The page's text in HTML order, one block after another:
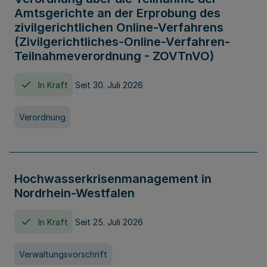
Amtsgerichte an der Erprobung des
zivilgerichtlichen Online-Verfahrens
(Zivilgerichtliches-Online-Verfahren-
Teilnahmeverordnung - ZOVTnVO)
In Kraft Seit 30. Juli 2026
Verordnung
Hochwasserkrisenmanagement in
Nordrhein-Westfalen
In Kraft Seit 25. Juli 2026
Verwaltungsvorschrift